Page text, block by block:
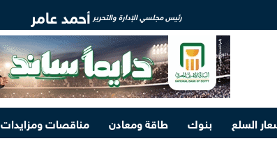
رئيس مجلسي الإدارة والتحرير أحمد عامر
السلع بنوك طاقة ومعادن مناقصات ومزايدات